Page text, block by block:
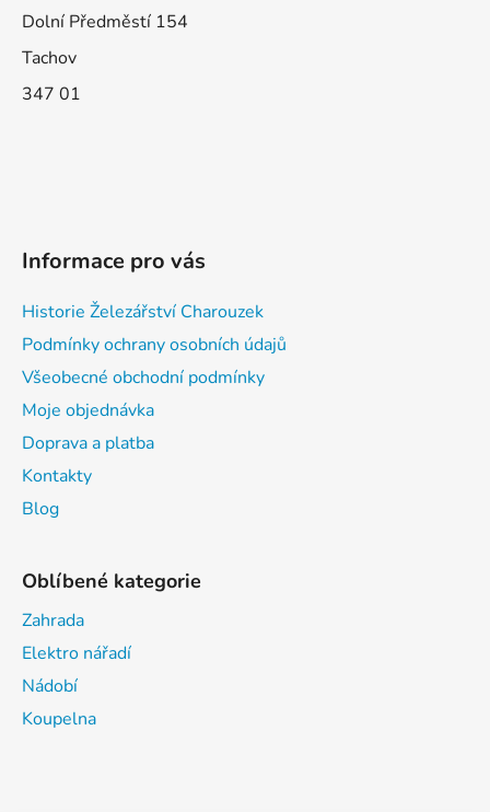
Dolní Předměstí 154
Tachov
347 01
Informace pro vás
Historie Železářství Charouzek
Podmínky ochrany osobních údajů
Všeobecné obchodní podmínky
Moje objednávka
Doprava a platba
Kontakty
Blog
Oblíbené kategorie
Zahrada
Elektro nářadí
Nádobí
Koupelna